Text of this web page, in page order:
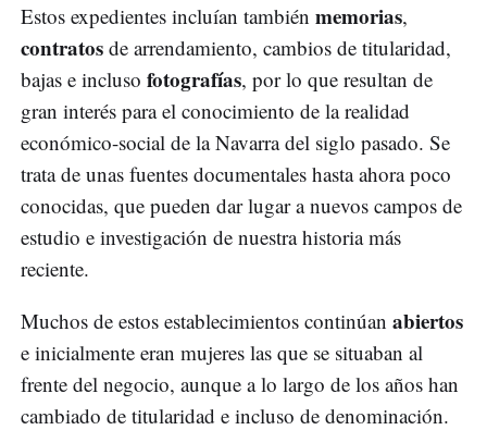
Estos expedientes incluían también memorias,
contratos de arrendamiento, cambios de titularidad,
bajas e incluso fotografías, por lo que resultan de
gran interés para el conocimiento de la realidad
económico-social de la Navarra del siglo pasado. Se
trata de unas fuentes documentales hasta ahora poco
conocidas, que pueden dar lugar a nuevos campos de
estudio e investigación de nuestra historia más
reciente.
Muchos de estos establecimientos continúan abiertos
e inicialmente eran mujeres las que se situaban al
frente del negocio, aunque a lo largo de los años han
cambiado de titularidad e incluso de denominación.